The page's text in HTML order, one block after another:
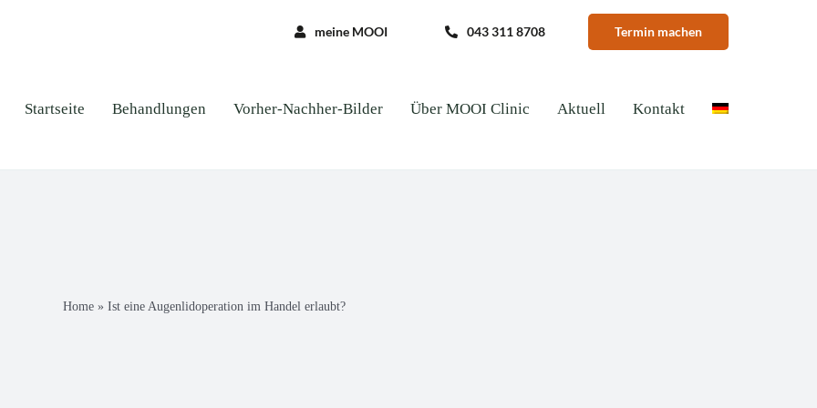
meine MOOI 043 311 8708 Termin machen
Startseite Behandlungen Vorher-Nachher-Bilder Über MOOI Clinic Aktuell Kontakt
Home » Ist eine Augenlidoperation im Handel erlaubt?